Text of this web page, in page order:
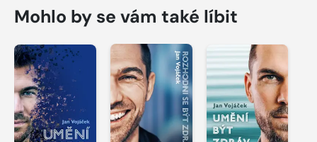
Mohlo by se vám také líbit